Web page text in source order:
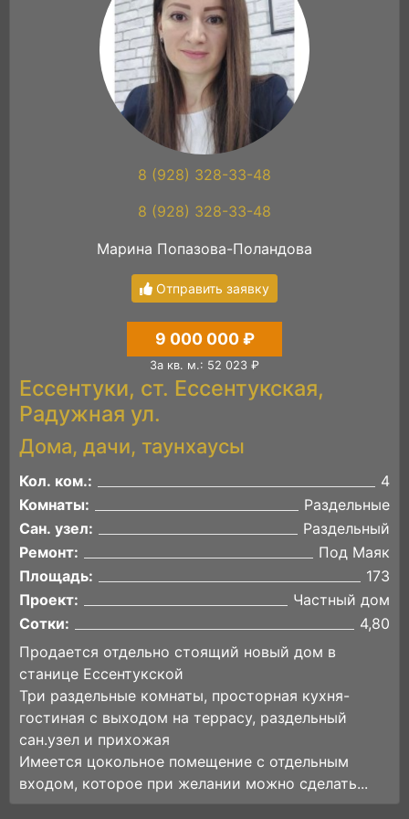
8 (928) 328-33-48
8 (928) 328-33-48
Марина Попазова-Поландова
Отправить заявку
9 000 000 ₽
За кв. м.: 52 023 ₽
Ессентуки, ст. Ессентукская,
Радужная ул.
Дома, дачи, таунхаусы
Кол. ком.:
4
Комнаты:
Раздельные
Сан. узел:
Раздельный
Ремонт:
Под Маяк
Площадь:
173
Проект:
Частный дом
Сотки:
4,80
Продается отдельно стоящий новый дом в
станице Ессентукской
Три раздельные комнаты, просторная кухня-
гостиная с выходом на террасу, раздельный
сан.узел и прихожая
Имеется цокольное помещение с отдельным
входом, которое при желании можно сделать...